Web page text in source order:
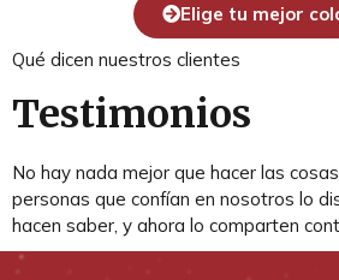
Elige tu mejor
Qué dicen nuestros clientes
Testimonios
No hay nada mejor que hacer las
personas que confían en nosotros lo
hacen saber, y ahora lo comparten